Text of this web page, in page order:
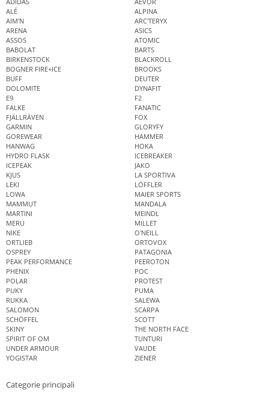
ALÉ
ALPINA
AIM'N
ARC'TERYX
ARENA
ASICS
ASSOS
ATOMIC
BABOLAT
BARTS
BIRKENSTOCK
BLACKROLL
BOGNER FIRE+ICE
BROOKS
BUFF
DEUTER
DOLOMITE
DYNAFIT
E9
F2
FALKE
FANATIC
FJÄLLRÄVEN
FOX
GARMIN
GLORYFY
GOREWEAR
HAMMER
HANWAG
HOKA
HYDRO FLASK
ICEBREAKER
ICEPEAK
JAKO
KJUS
LA SPORTIVA
LEKI
LÖFFLER
LOWA
MAIER SPORTS
MAMMUT
MANDALA
MARTINI
MEINDL
MERU
MILLET
NIKE
O'NEILL
ORTLIEB
ORTOVOX
OSPREY
PATAGONIA
PEAK PERFORMANCE
PEEROTON
PHENIX
POC
POLAR
PROTEST
PUKY
PUMA
RUKKA
SALEWA
SALOMON
SCARPA
SCHÖFFEL
SCOTT
SKINY
THE NORTH FACE
SPIRIT OF OM
TUNTURI
UNDER ARMOUR
VAUDE
YOGISTAR
ZIENER
Categorie principali